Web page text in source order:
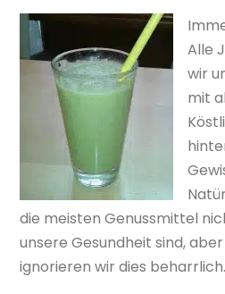
Alle
wir
mit
die meisten Genussmittel
unsere Gesundheit sind,
ignorieren wir dies beharrlich.